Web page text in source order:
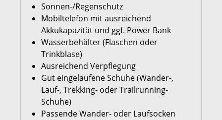
Sonnen-/Regenschutz
Mobiltelefon mit ausreichend
Akkukapazität und ggf. Power Bank
Wasserbehälter (Flaschen oder
Trinkblase)
Ausreichend Verpflegung
Gut eingelaufene Schuhe (Wander-,
Lauf-, Trekking- oder Trailrunning-
Schuhe)
Passende Wander- oder Laufsocken